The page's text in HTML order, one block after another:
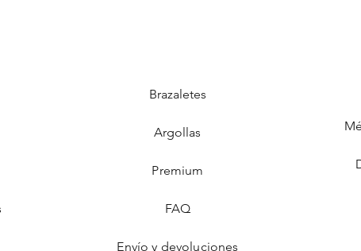
Brazaletes
Argollas
Premium
FAQ
Envío y devoluciones